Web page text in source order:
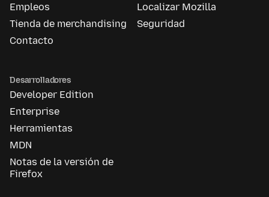
Empleos
Tienda de merchandising
Contacto
Localizar Mozilla
Seguridad
Desarrolladores
Developer Edition
Enterprise
Herramientas
MDN
Notas de la versión de
Firefox